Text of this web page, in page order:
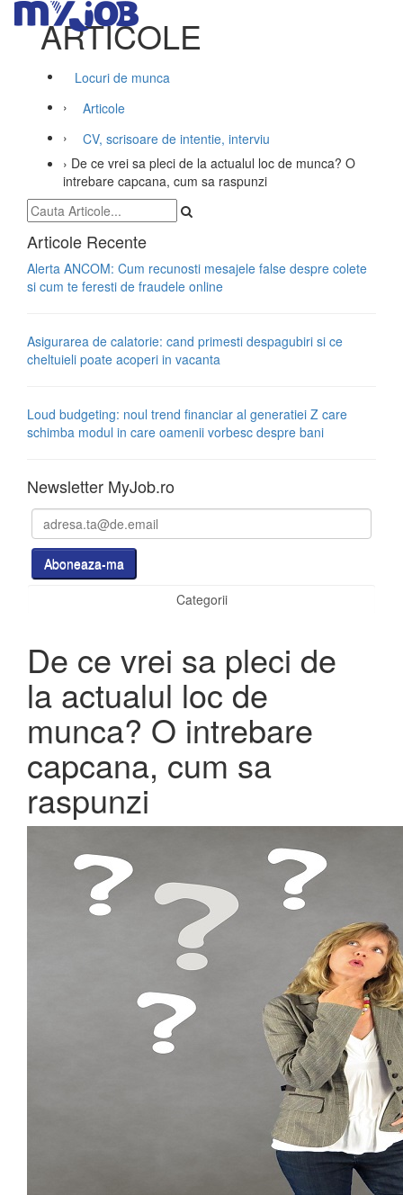
ARTICOLE
Locuri de munca
›
Articole
›
CV, scrisoare de intentie, interviu
› De ce vrei sa pleci de la actualul loc de munca? O
intrebare capcana, cum sa raspunzi
Articole Recente
Alerta ANCOM: Cum recunosti mesajele false despre colete
si cum te feresti de fraudele online
Asigurarea de calatorie: cand primesti despagubiri si ce
cheltuieli poate acoperi in vacanta
Loud budgeting: noul trend financiar al generatiei Z care
schimba modul in care oamenii vorbesc despre bani
Newsletter MyJob.ro
Categorii
De ce vrei sa pleci de
la actualul loc de
munca? O intrebare
capcana, cum sa
raspunzi